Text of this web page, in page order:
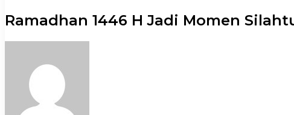
Ramadhan 1446 H Jadi Momen